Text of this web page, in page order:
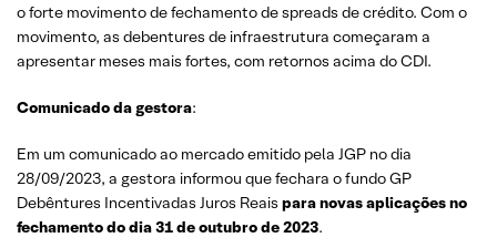
o forte movimento de fechamento de spreads de crédito. Com o
movimento, as debentures de infraestrutura começaram a
apresentar meses mais fortes, com retornos acima do CDI.
Comunicado da gestora:
Em um comunicado ao mercado emitido pela JGP no dia
28/09/2023, a gestora informou que fechara o fundo GP
Debêntures Incentivadas Juros Reais para novas aplicações no
fechamento do dia 31 de outubro de 2023.